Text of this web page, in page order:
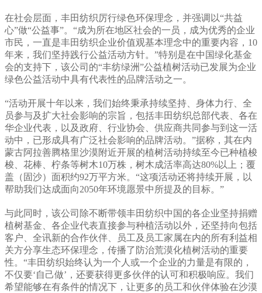
在社会层面，丰田纺织厉行绿色环保理念，并强调以“共益
心”做“公益事”。“成为所在地区社会的一员，成为优秀的企业
市民，一直是丰田纺织企业价值观基本理念中的重要内容，10
年来，我们坚持践行公益活动方针。”特别是在中国绿化基金
会的支持下，该公司的“丰纺绿洲”公益植树活动已发展为企业
绿色公益活动中具有代表性的品牌活动之一。
“活动开展十年以来，我们始终秉承持续坚持、身体力行、全
员参与及扩大社会影响的宗旨，包括丰田纺织总部代表、各在
华企业代表，以及政府、行业协会、供应商共同参与到这一活
动中，已形成具有广泛社会影响的品牌活动。”据称，其在内
蒙古阿拉善腾格里沙漠附近开展的植树活动持续至今已种植梭
梭、花棒、柠条等树木10万株，树木成活率高达80%以上；覆
盖（固沙）面积约92万平方米。“这项活动还将持续开展，以
帮助我们达成面向2050年环境愿景中所提及的目标。”
与此同时，该公司除不断带领丰田纺织中国的各企业坚持捐赠
植树基金、各企业代表直接参与种植活动以外，还坚持向包括
客户、全讯新的合作伙伴、员工及员工家属在内的所有利益相
关方分享生态环保理念，传播了防治荒漠化植树活动的重要
性。“丰田纺织始终认为一个人或一个企业的力量是有限的，
不仅要‘自己做’，还要获得更多伙伴的认可和积极响应。我们
希望能够在有条件的情况下，让更多的员工和伙伴体验在沙漠